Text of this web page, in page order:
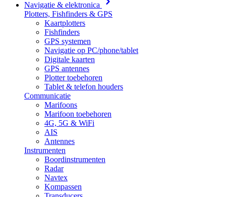
Navigatie & elektronica
Plotters, Fishfinders & GPS
Kaartplotters
Fishfinders
GPS systemen
Navigatie op PC/phone/tablet
Digitale kaarten
GPS antennes
Plotter toebehoren
Tablet & telefon houders
Communicatie
Marifoons
Marifoon toebehoren
4G, 5G & WiFi
AIS
Antennes
Instrumenten
Boordinstrumenten
Radar
Navtex
Kompassen